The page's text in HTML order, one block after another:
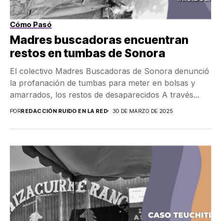
Cómo Pasó
Madres buscadoras encuentran
restos en tumbas de Sonora
El colectivo Madres Buscadoras de Sonora denunció
la profanación de tumbas para meter en bolsas y
amarrados, los restos de desaparecidos A través...
PORREDACCIÓN RUIDO EN LA RED 30 DE MARZO DE 2025